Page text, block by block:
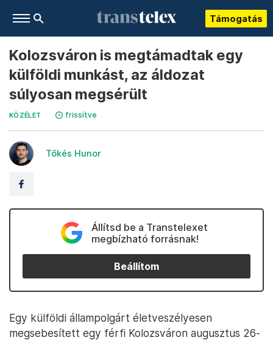
Támogatás
Kolozsváron is megtámadtak egy
külföldi munkást, az áldozat
súlyosan megsérült
KÖZÉLET frissítve
Tőkés Hunor
Állítsd be a Transtelexet
megbízható forrásnak!
Beállítom
Egy külföldi állampolgárt életveszélyesen
megsebesített egy férfi Kolozsváron augusztus 26-